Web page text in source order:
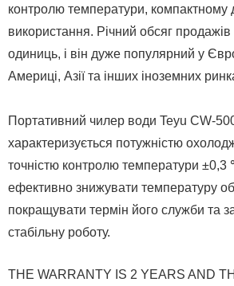
контролю температури, компактному
використання. Річний обсяг
одиниць, і він дуже популярний у
Америці, Азії та інших іноземних
Портативний чилер води Teyu CW-
характеризується потужністю
точністю контролю температури
ефективно знижувати температуру
покращувати термін його служби та
стабільну роботу.
THE WARRANTY IS 2 YEARS AND